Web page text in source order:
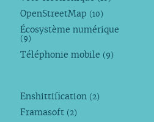
OpenStreetMap (10)
Écosystème numérique
(9)
Téléphonie mobile (9)
Enshittification (2)
Framasoft (2)